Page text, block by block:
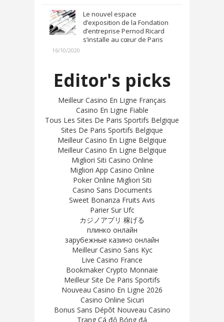
Le nouvel espace
d’exposition de la Fondation
d’entreprise Pernod Ricard
s’installe au cœur de Paris
16/10/2020
Editor's picks
Meilleur Casino En Ligne Français
Casino En Ligne Fiable
Tous Les Sites De Paris Sportifs Belgique
Sites De Paris Sportifs Belgique
Meilleur Casino En Ligne Belgique
Meilleur Casino En Ligne Belgique
Migliori Siti Casino Online
Migliori App Casino Online
Poker Online Migliori Siti
Casino Sans Documents
Sweet Bonanza Fruits Avis
Parier Sur Ufc
カジノアプリ 稼げる
плинко онлайн
зарубежные казино онлайн
Meilleur Casino Sans Kyc
Live Casino France
Bookmaker Crypto Monnaie
Meilleur Site De Paris Sportifs
Nouveau Casino En Ligne 2026
Casino Online Sicuri
Bonus Sans Dépôt Nouveau Casino
Trang Cá độ Bóng đá